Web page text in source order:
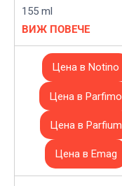
155 ml
ВИЖ ПОВЕЧЕ
Цена в Notino
Цена в Parfimo
Цена в Parfium
Цена в Emag